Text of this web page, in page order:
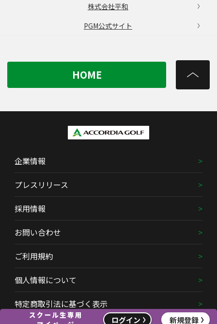
ログイン 新規登録
株式会社平和
PGM公式サイト
HOME
企業情報
プレスリリース
採用情報
お問い合わせ
ご利用規約
個人情報について
特定商取引法に基づく表示